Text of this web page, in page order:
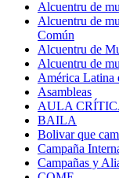
Alcuentru de
Alcuentru de
Común
Alcuentru de
Alcuentru de
América Latina
Asambleas
AULA
BAILA
Bolivar que
Campaña
Campañas y